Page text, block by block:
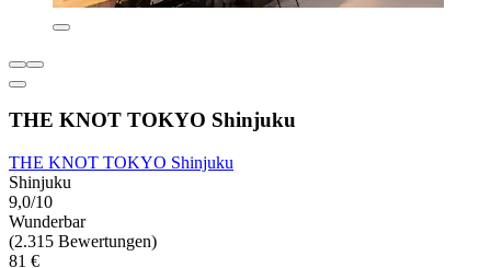
THE KNOT TOKYO Shinjuku
THE KNOT TOKYO Shinjuku
Shinjuku
9,0/10
Wunderbar
(2.315 Bewertungen)
81 €